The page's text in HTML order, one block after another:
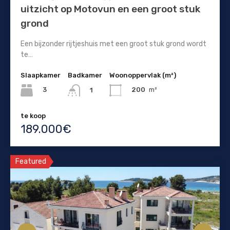
uitzicht op Motovun en een groot stuk
grond
Een bijzonder rijtjeshuis met een groot stuk grond wordt
te…
Slaapkamer
3
Badkamer
1
Woonoppervlak (m²)
200 m²
te koop
189.000€
Featured